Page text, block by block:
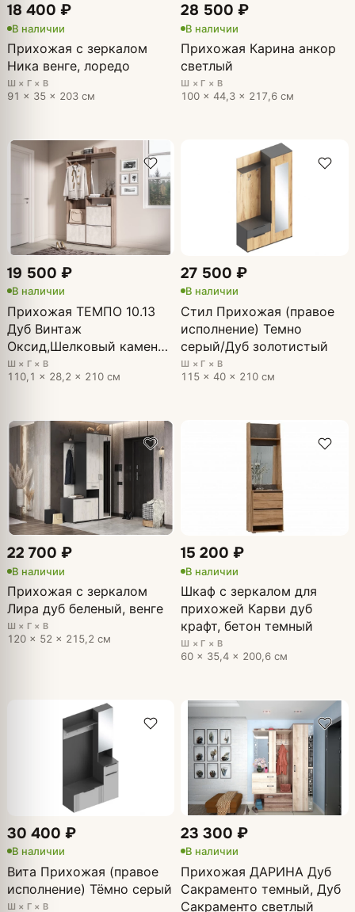
18 400 ₽
В наличии
Прихожая с зеркалом
Ника венге, лоредо
Ш × Г × В
91 × 35 × 203 см
28 500 ₽
В наличии
Прихожая Карина анкор
светлый
Ш × Г × В
100 × 44,3 × 217,6 см
19 500 ₽
В наличии
Прихожая ТЕМПО 10.13
Дуб Винтаж
Оксид,Шелковый камень,
Белый шагрень
Ш × Г × В
110,1 × 28,2 × 210 см
27 500 ₽
В наличии
Стил Прихожая (правое
исполнение) Темно
серый/Дуб золотистый
Ш × Г × В
115 × 40 × 210 см
22 700 ₽
В наличии
Прихожая с зеркалом
Лира дуб беленый, венге
Ш × Г × В
120 × 52 × 215,2 см
15 200 ₽
В наличии
Шкаф с зеркалом для
прихожей Карви дуб
крафт, бетон темный
Ш × Г × В
60 × 35,4 × 200,6 см
30 400 ₽
В наличии
Вита Прихожая (правое
исполнение) Тёмно серый
Ш × Г × В
23 300 ₽
В наличии
Прихожая ДАРИНА Дуб
Сакраменто темный, Дуб
Сакраменто светлый